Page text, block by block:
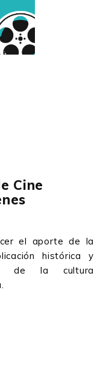
Cine
el aporte de la
histórica y
de la cultura